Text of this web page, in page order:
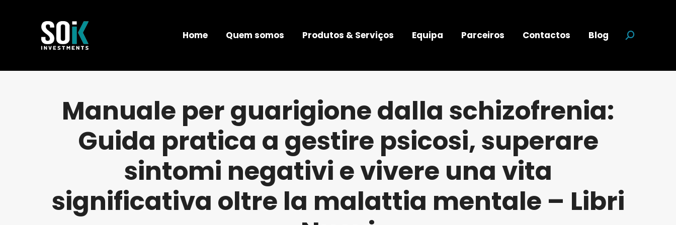
Home Quem somos Produtos & Serviços Equipa Parceiros Contactos Blog Search:
Manuale per guarigione dalla schizofrenia:
Guida pratica a gestire psicosi, superare
sintomi negativi e vivere una vita
significativa oltre la malattia mentale – Libri